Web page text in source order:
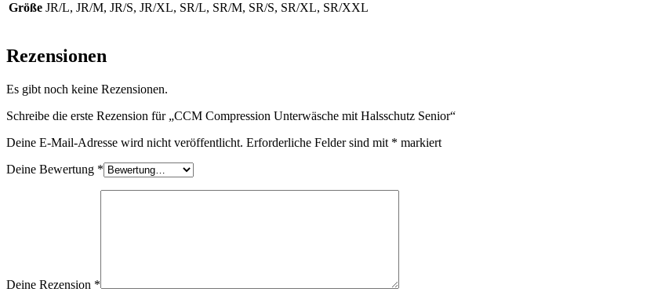
Größe JR/L, JR/M, JR/S, JR/XL, SR/L, SR/M, SR/S, SR/XL, SR/XXL
Rezensionen
Es gibt noch keine Rezensionen.
Schreibe die erste Rezension für „CCM Compression Unterwäsche mit Halsschutz Senior“
Deine E-Mail-Adresse wird nicht veröffentlicht. Erforderliche Felder sind mit * markiert
Deine Bewertung *
Deine Rezension *